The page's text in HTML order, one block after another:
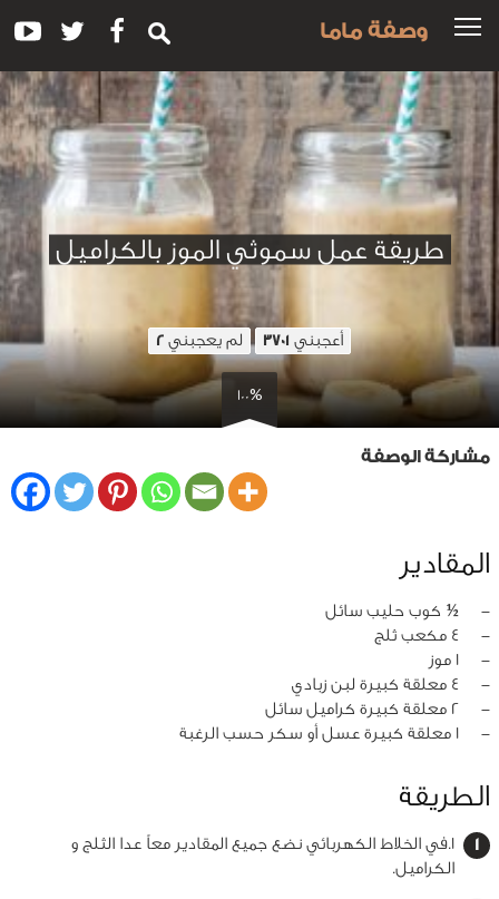
وصفة ماما
طريقة عمل سموثي الموز بالكراميل
أعجبني 3701 لم يعجبني 2
100%
مشاركة الوصفة
المقادير
‏-
½ كوب حليب سائل
‏-
4 مكعب ثلج
‏-
1 موز
‏-
4 معلقة كبيرة لبن زبادي
‏-
2 معلقة كبيرة كراميل سائل
‏-
1 معلقة كبيرة عسل أو سكر حسب الرغبة
الطريقة
1.في الخلاط الكهربائي نضع جميع المقادير معاً عدا الثلج و
الكراميل.